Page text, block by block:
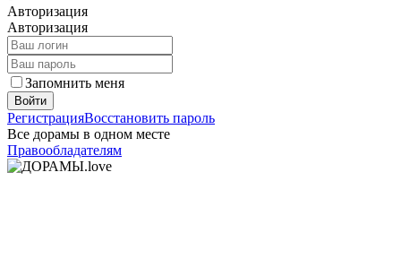
Авторизация
Авторизация
Запомнить меня
Войти
РегистрацияВосстановить пароль
Все дорамы в одном месте
Правообладателям